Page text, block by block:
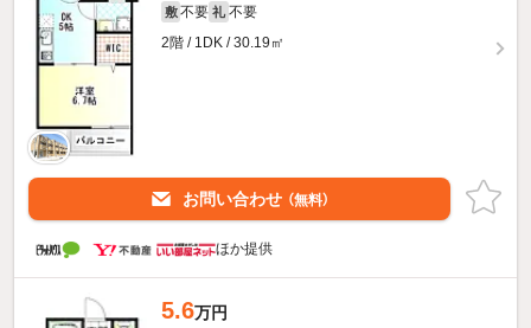
敷 不要 礼 不要
2階 / 1DK / 30.19㎡
お問い合わせ （無料）
ほか提供
5.6万円